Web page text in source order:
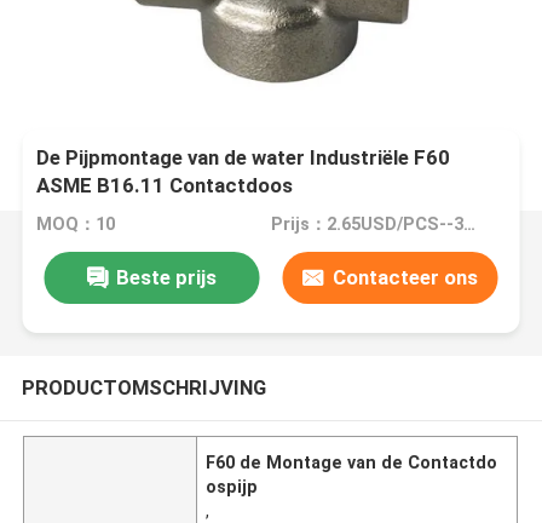
De Pijpmontage van de water Industriële F60
ASME B16.11 Contactdoos
MOQ：10 Prijs：2.65USD/PCS--355/PCS
Beste prijs Contacteer ons
PRODUCTOMSCHRIJVING
F60 de Montage van de Contactdo
ospijp
,